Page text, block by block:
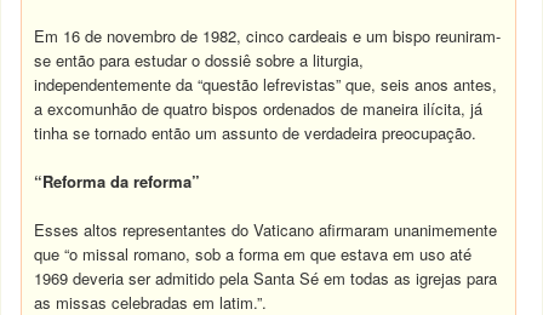
Em 16 de novembro de 1982, cinco cardeais e um bispo reuniram-
se então para estudar o dossiê sobre a liturgia,
independentemente da “questão lefrevistas” que, seis anos antes,
a excomunhão de quatro bispos ordenados de maneira ilícita, já
tinha se tornado então um assunto de verdadeira preocupação.
“Reforma da reforma”
Esses altos representantes do Vaticano afirmaram unanimemente
que “o missal romano, sob a forma em que estava em uso até
1969 deveria ser admitido pela Santa Sé em todas as igrejas para
as missas celebradas em latim.”.